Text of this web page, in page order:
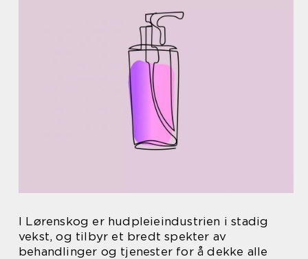
I Lørenskog er hudpleieindustrien i stadig
vekst, og tilbyr et bredt spekter av
behandlinger og tjenester for å dekke alle